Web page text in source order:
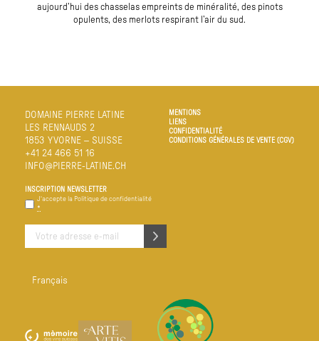
aujourd’hui des chasselas empreints de minéralité, des pinots
opulents, des merlots respirant l’air du sud.
DOMAINE PIERRE LATINE
LES RENNAUDS 2
1853 YVORNE – SUISSE
+41 24 466 51 16
INFO@PIERRE-LATINE.CH
MENTIONS
LIENS
CONFIDENTIALITÉ
CONDITIONS GÉNÉRALES DE VENTE (CGV)
INSCRIPTION NEWSLETTER
Confidentialité
J‘accepte la Politique de confidentialité
*
*
Français